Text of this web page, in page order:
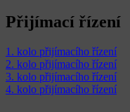
Přijímací řízení
1. kolo přijímacího řízení
2. kolo přijímacího řízení
3. kolo přijímacího řízení
4. kolo přijímacího řízení